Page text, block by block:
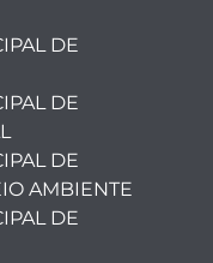
DE
DE
DE
AMBIENTE
DE